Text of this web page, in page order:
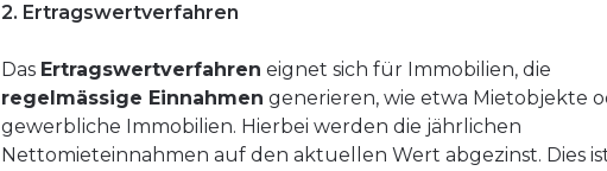
2. Ertragswertverfahren
Das Ertragswertverfahren eignet sich für Immobilien, die
regelmässige Einnahmen generieren, wie etwa Mietobjekte
gewerbliche Immobilien. Hierbei werden die jährlichen
Nettomieteinnahmen auf den aktuellen Wert abgezinst. Dies